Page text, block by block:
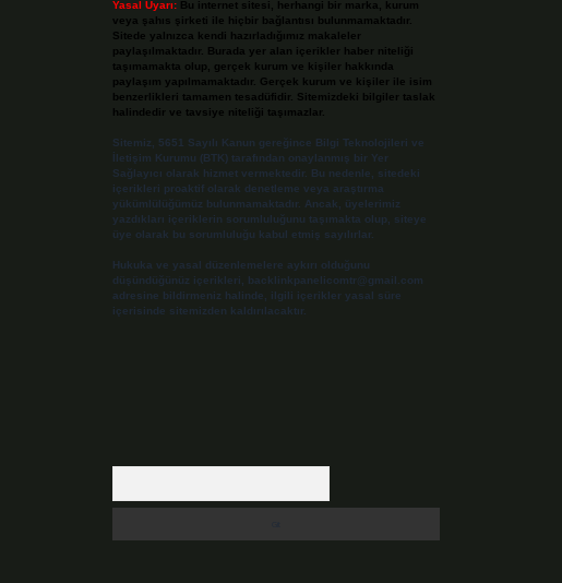
Yasal Uyarı: Bu internet sitesi, herhangi bir marka, kurum
veya şahıs şirketi ile hiçbir bağlantısı bulunmamaktadır.
Sitede yalnızca kendi hazırladığımız makaleler
paylaşılmaktadır. Burada yer alan içerikler haber niteliği
taşımamakta olup, gerçek kurum ve kişiler hakkında
paylaşım yapılmamaktadır. Gerçek kurum ve kişiler ile isim
benzerlikleri tamamen tesadüfidir. Sitemizdeki bilgiler taslak
halindedir ve tavsiye niteliği taşımazlar.
Sitemiz, 5651 Sayılı Kanun gereğince Bilgi Teknolojileri ve
İletişim Kurumu (BTK) tarafından onaylanmış bir Yer
Sağlayıcı olarak hizmet vermektedir. Bu nedenle, sitedeki
içerikleri proaktif olarak denetleme veya araştırma
yükümlülüğümüz bulunmamaktadır. Ancak, üyelerimiz
yazdıkları içeriklerin sorumluluğunu taşımakta olup, siteye
üye olarak bu sorumluluğu kabul etmiş sayılırlar.
Hukuka ve yasal düzenlemelere aykırı olduğunu
düşündüğünüz içerikleri,
backlinkpanelicomtr@gmail.com
adresine bildirmeniz halinde, ilgili içerikler yasal süre
içerisinde sitemizden kaldırılacaktır.